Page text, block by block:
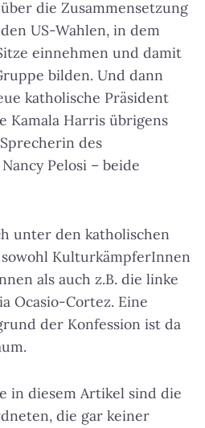
die Zusammensetzung
US-Wahlen, in dem
einnehmen und damit
bilden. Und dann
katholische Präsident
Kamala Harris übrigens
des
Pelosi – beide
unter den katholischen
KulturkämpferInnen
als auch z.B. die linke
Ocasio-Cortez. Eine
der Konfession ist da
in diesem Artikel sind die
die gar keiner